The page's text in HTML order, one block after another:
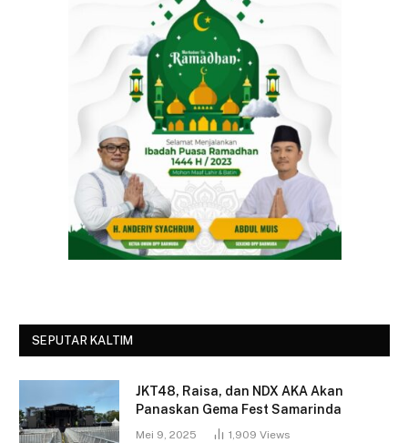
SEPUTAR KALTIM
JKT48, Raisa, dan NDX AKA Akan
Panaskan Gema Fest Samarinda
Mei 9, 2025 1,909 Views